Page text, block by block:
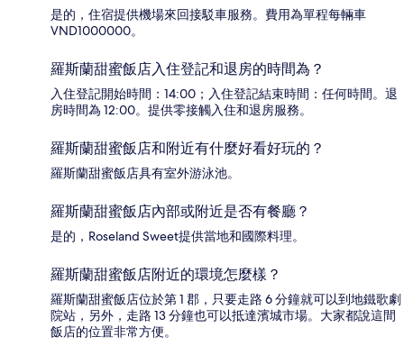
是的，住宿提供機場來回接駁車服務。費用為單程每輛車
VND1000000。
羅斯蘭甜蜜飯店入住登記和退房的時間為？
入住登記開始時間：14:00；入住登記結束時間：任何時間。退
房時間為 12:00。提供零接觸入住和退房服務。
羅斯蘭甜蜜飯店和附近有什麼好看好玩的？
羅斯蘭甜蜜飯店具有室外游泳池。
羅斯蘭甜蜜飯店內部或附近是否有餐廳？
是的，Roseland Sweet提供當地和國際料理。
羅斯蘭甜蜜飯店附近的環境怎麼樣？
羅斯蘭甜蜜飯店位於第 1 郡，只要走路 6 分鐘就可以到地鐵歌劇
院站，另外，走路 13 分鐘也可以抵達濱城市場。大家都說這間
飯店的位置非常方便。